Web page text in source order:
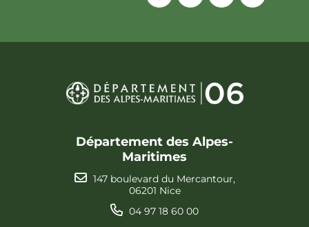
Département des Alpes-
Maritimes
147 boulevard du Mercantour,
06201 Nice
04 97 18 60 00